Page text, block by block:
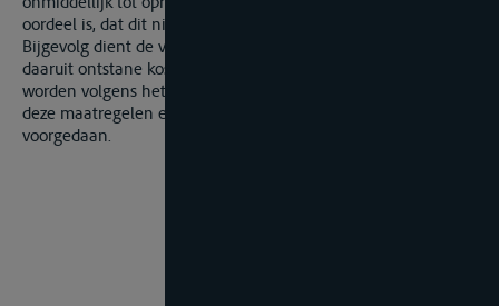
oordeel is, dat dit niet kan worden uitgesteld.
Bijgevolg dient de vraag of de genomen maatregelen en
daaruit ontstane kosten gerechtvaardigd waren, beoordeeld te
worden volgens het recht van het land waar het feit dat tot
deze maatregelen en kosten heeft geleid, zich heeft
voorgedaan.